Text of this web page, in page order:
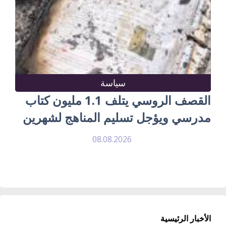
سياسة
القصف الروسي يتلف 1.1 مليون كتاب
مدرسي ويؤجل تسليم المناهج لشهرين
08.08.2026
الأخبار الرئيسية